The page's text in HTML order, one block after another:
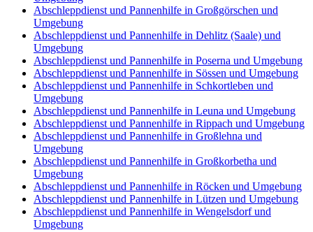
Abschleppdienst und Pannenhilfe in Großgörschen und
Umgebung
Abschleppdienst und Pannenhilfe in Dehlitz (Saale) und
Umgebung
Abschleppdienst und Pannenhilfe in Poserna und Umgebung
Abschleppdienst und Pannenhilfe in Sössen und Umgebung
Abschleppdienst und Pannenhilfe in Schkortleben und
Umgebung
Abschleppdienst und Pannenhilfe in Leuna und Umgebung
Abschleppdienst und Pannenhilfe in Rippach und Umgebung
Abschleppdienst und Pannenhilfe in Großlehna und
Umgebung
Abschleppdienst und Pannenhilfe in Großkorbetha und
Umgebung
Abschleppdienst und Pannenhilfe in Röcken und Umgebung
Abschleppdienst und Pannenhilfe in Lützen und Umgebung
Abschleppdienst und Pannenhilfe in Wengelsdorf und
Umgebung